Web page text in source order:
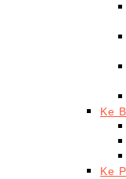
Ke
Ke